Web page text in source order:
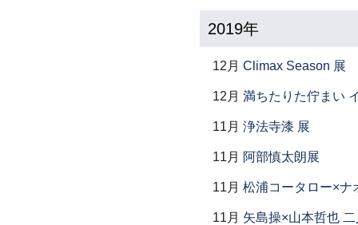
2019年
12月 Climax Season 展
12月 満ちたりた佇まい
11月 浄法寺漆 展
11月 阿部慎太朗展
11月 松浦コータロー×ナ
11月 矢島操×山本哲也